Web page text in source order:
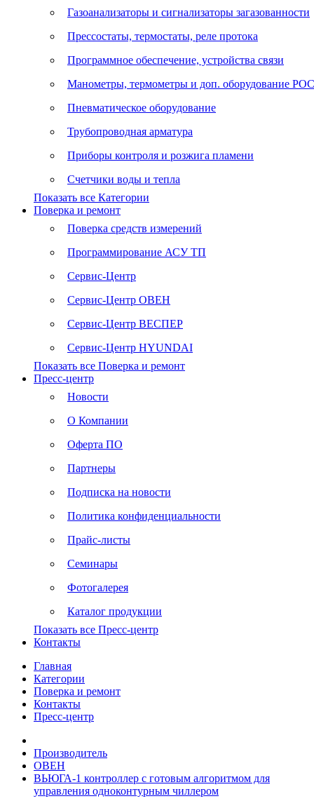
Газоанализаторы и сигнализаторы загазованности
Прессостаты, термостаты, реле протока
Программное обеспечение, устройства связи
Манометры, термометры и доп. оборудование
Пневматическое оборудование
Трубопроводная арматура
Приборы контроля и розжига пламени
Счетчики воды и тепла
Показать все Категории
Поверка и ремонт
Поверка средств измерений
Программирование АСУ ТП
Сервис-Центр
Сервис-Центр ОВЕН
Сервис-Центр ВЕСПЕР
Сервис-Центр HYUNDAI
Показать все Поверка и ремонт
Пресс-центр
Новости
О Компании
Оферта ПО
Партнеры
Подписка на новости
Политика конфиденциальности
Прайс-листы
Семинары
Фотогалерея
Каталог продукции
Показать все Пресс-центр
Контакты
Главная
Категории
Поверка и ремонт
Контакты
Пресс-центр
Производитель
ОВЕН
ВЬЮГА-1 контроллер с готовым алгоритмом для
управления одноконтурным чиллером